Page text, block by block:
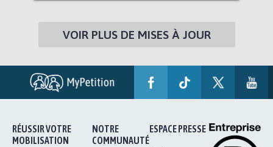
VOIR PLUS DE MISES À JOUR
RÉUSSIR VOTRE
MOBILISATION
NOTRE
COMMUNAUTÉ
ESPACE PRESSE